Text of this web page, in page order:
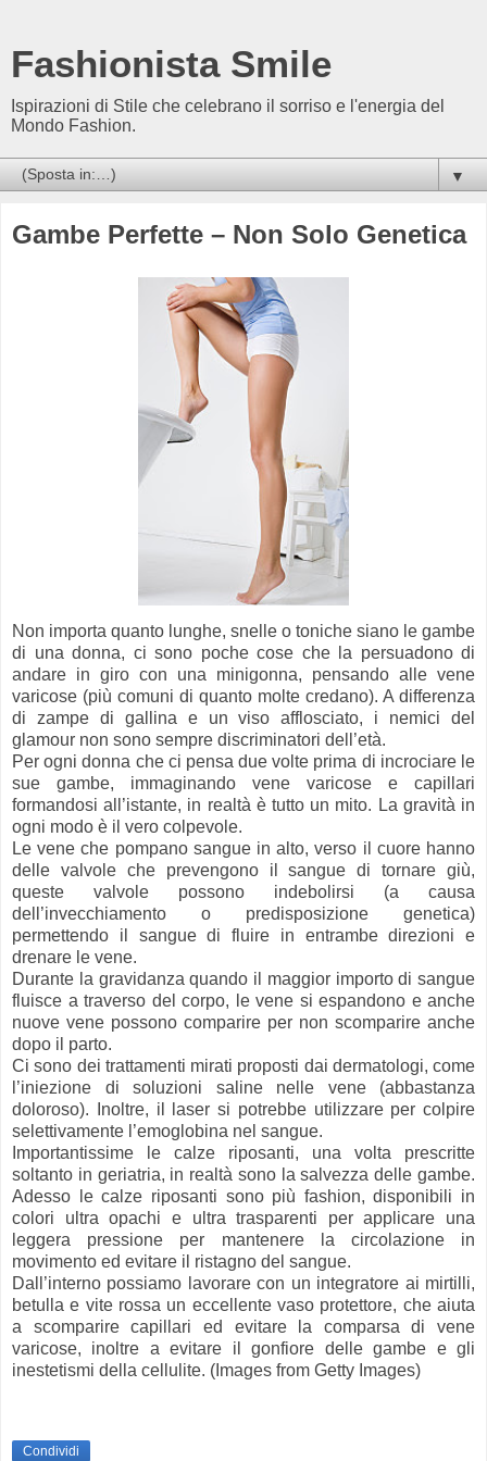
Fashionista Smile
Ispirazioni di Stile che celebrano il sorriso e l'energia del
Mondo Fashion.
▼
Gambe Perfette – Non Solo Genetica
Non importa quanto lunghe, snelle o toniche siano le gambe
di una donna, ci sono poche cose che la persuadono di
andare in giro con una minigonna, pensando alle vene
varicose (più comuni di quanto molte credano). A differenza
di zampe di gallina e un viso afflosciato, i nemici del
glamour non sono sempre discriminatori dell’età.
Per ogni donna che ci pensa due volte prima di incrociare le
sue gambe, immaginando vene varicose e capillari
formandosi all’istante, in realtà è tutto un mito. La gravità in
ogni modo è il vero colpevole.
Le vene che pompano sangue in alto, verso il cuore hanno
delle valvole che prevengono il sangue di tornare giù,
queste valvole possono indebolirsi (a causa
dell’invecchiamento o predisposizione genetica)
permettendo il sangue di fluire in entrambe direzioni e
drenare le vene.
Durante la gravidanza quando il maggior importo di sangue
fluisce a traverso del corpo, le vene si espandono e anche
nuove vene possono comparire per non scomparire anche
dopo il parto.
Ci sono dei trattamenti mirati proposti dai dermatologi, come
l’iniezione di soluzioni saline nelle vene (abbastanza
doloroso). Inoltre, il laser si potrebbe utilizzare per colpire
selettivamente l’emoglobina nel sangue.
Importantissime le calze riposanti, una volta prescritte
soltanto in geriatria, in realtà sono la salvezza delle gambe.
Adesso le calze riposanti sono più fashion, disponibili in
colori ultra opachi e ultra trasparenti per applicare una
leggera pressione per mantenere la circolazione in
movimento ed evitare il ristagno del sangue.
Dall’interno possiamo lavorare con un integratore ai mirtilli,
betulla e vite rossa un eccellente vaso protettore, che aiuta
a scomparire capillari ed evitare la comparsa di vene
varicose, inoltre a evitare il gonfiore delle gambe e gli
inestetismi della cellulite. (Images from Getty Images)
Condividi